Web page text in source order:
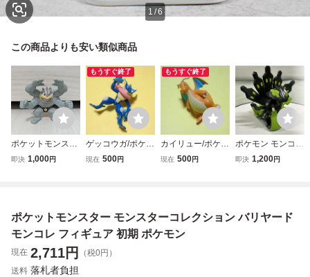
1 /6
この商品よりも安い類似商品
ポケットモンスタ
ー モンスターコレ
即決 1,000円
もうすぐ終了
ゲッコウガ/ポケモ
ン モンコレ フィ
現在 500円
もうすぐ終了
カイリュー/ポケモ
ン モンコレ フィ
現在 500円
ポケモン モンコレ
ポケットモンスタ
即決 1,200円
ポケットモンスター モンスターコレクション バリヤード
モンコレ フィギュア 初期 ポケモン
現在 2,711円
（税0円）
送料 落札者負担